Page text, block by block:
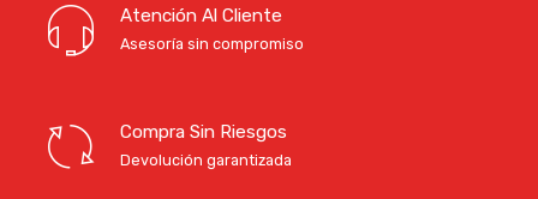
Atención Al Cliente
Asesoría sin compromiso
Compra Sin Riesgos
Devolución garantizada